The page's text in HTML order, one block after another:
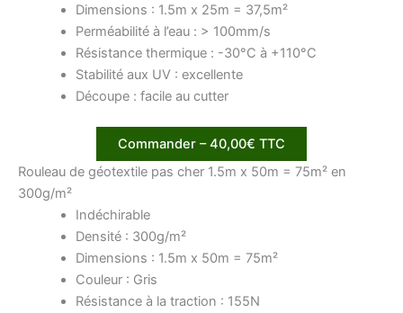
Dimensions : 1.5m x 25m = 37,5m²
Perméabilité à l’eau : > 100mm/s
Résistance thermique : -30°C à +110°C
Stabilité aux UV : excellente
Découpe : facile au cutter
Commander – 40,00€ TTC
Rouleau de géotextile pas cher 1.5m x 50m = 75m² en
300g/m²
Indéchirable
Densité : 300g/m²
Dimensions : 1.5m x 50m = 75m²
Couleur : Gris
Résistance à la traction : 155N